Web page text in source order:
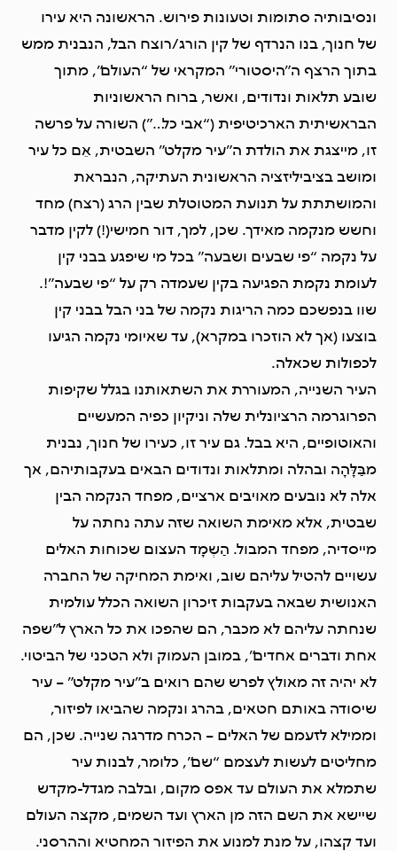
ונסיבותיה סתומות וטעונות פירוש. הראשונה היא עירו
של חנוך, בנו הנרדף של קין הורג/רוצח הבל, הנבנית ממש
בתוך הרצף ה”היסטורי” המקראי של “העולם”, מתוך
שובע תלאות ונדודים, ואשר, ברוח הראשוניות
הבראשיתית הארכיטיפית (“אבי כל…”) השורה על פרשה
זו, מייצגת את הולדת ה”עיר מקלט” השבטית, אֵם כל עיר
ומושב בציביליזציה הראשונית העתיקה, הנבראת
והמושתתת על תנועת המטוטלת שבין הרג (רצח) מחד
וחשש מנקמה מאידך. שכן, למך, דור חמישי(!) לקין מדבר
על נקמה “פי שבעים ושבעה” בכל מי שיפגע בבני קין
לעומת נקמת הפגיעה בקין שעמדה רק על “פי שבעה”!.
שוו בנפשכם כמה הריגות נקמה של בני הבל בבני קין
בוצעו (אך לא הוזכרו במקרא), עד שאיומי נקמה הגיעו
לכפולות שכאלה.
העיר השנייה, המעוררת את השתאותנו בגלל שקיפות
הפרוגרמה הרציונלית שלה וניקיון כפיה המעשיים
והאוטופיים, היא בבל. גם עיר זו, כעירו של חנוך, נבנית
מבַּלָּהָה ובהלה ומתלאות ונדודים הבאים בעקבותיהם, אך
אלה לא נובעים מאויבים ארציים, מפחד הנקמה הבין
שבטית, אלא מאימת השואה שזה עתה נחתה על
מייסדיה, מפחד המבול. הַשְמָד העצום שכוחות האלים
עשויים להטיל עליהם שוב, ואימת המחיקה של החברה
האנושית שבאה בעקבות זיכרון השואה הכלל עולמית
שנחתה עליהם לא מכבר, הם שהפכו את כל הארץ ל”שפה
אחת ודברים אחדים”, במובן העמוק ולא הטכני של הביטוי.
לא יהיה זה מאולץ לפרש שהם רואים ב”עיר מקלט” – עיר
שיסודה באותם חטאים, בהרג ונקמה שהביאו לפיזור,
וממילא לזעמם של האלים – הכרח מדרגה שנייה. שכן, הם
מחליטים לעשות לעצמם “שם”, כלומר, לבנות עיר
שתמלא את העולם עד אפס מקום, ובלבה מגדל-מקדש
שיישא את השם הזה מן הארץ ועד השמים, מקצה העולם
ועד קצהו, על מנת למנוע את הפיזור המחטיא וההרסני.